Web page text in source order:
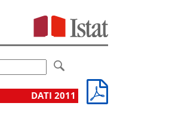
DATI 2011